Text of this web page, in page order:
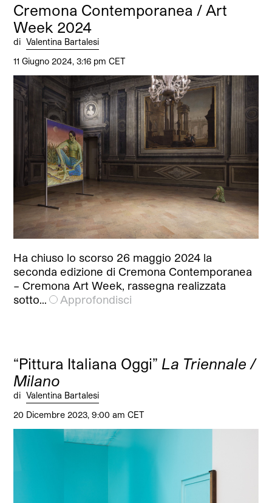
Cremona Contemporanea / Art
Week 2024
di Valentina Bartalesi
11 Giugno 2024, 3:16 pm CET
Ha chiuso lo scorso 26 maggio 2024 la
seconda edizione di Cremona Contemporanea
– Cremona Art Week, rassegna realizzata
sotto…
Approfondisci
“Pittura Italiana Oggi” La Triennale /
Milano
di Valentina Bartalesi
20 Dicembre 2023, 9:00 am CET